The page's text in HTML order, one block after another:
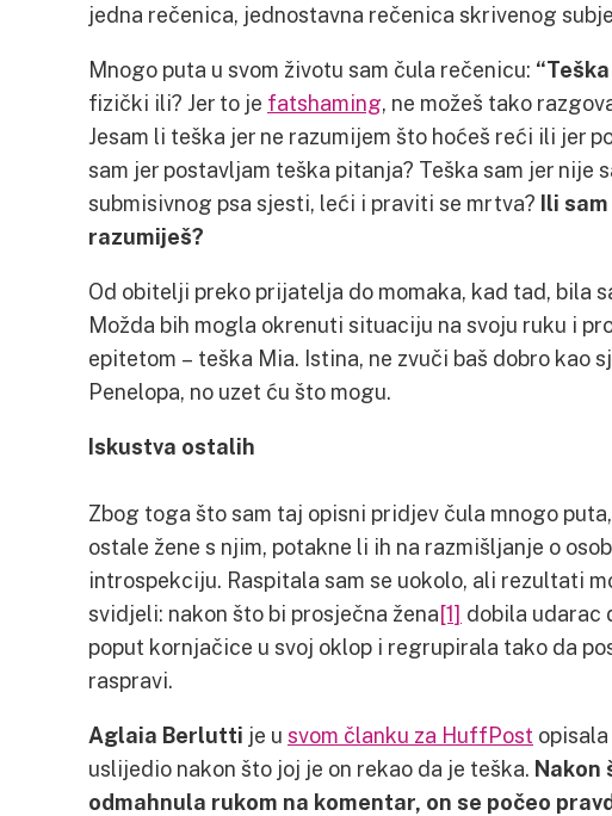
jedna rečenica, jednostavna rečenica skrivenog
Mnogo puta u svom životu sam čula rečenicu:
fizički ili? Jer to je fatshaming, ne možeš tako
Jesam li teška jer ne razumijem što hoćeš reći ili jer
sam jer postavljam teška pitanja? Teška sam jer nije
submisivnog psa sjesti, leći i praviti se mrtva? Ili
razumiješ?
Od obitelji preko prijatelja do momaka, kad tad, bila
Možda bih mogla okrenuti situaciju na svoju ruku i
epitetom – teška Mia. Istina, ne zvuči baš dobro kao
Penelopa, no uzet ću što mogu.
Iskustva ostalih
Zbog toga što sam taj opisni pridjev čula mnogo
ostale žene s njim, potakne li ih na razmišljanje o
introspekciju. Raspitala sam se uokolo, ali rezultati
svidjeli: nakon što bi prosječna žena[1] dobila udarac
poput kornjačice u svoj oklop i regrupirala tako da
raspravi.
Aglaia Berlutti je u svom članku za HuffPost
uslijedio nakon što joj je on rekao da je teška. Nakon
odmahnula rukom na komentar, on se počeo